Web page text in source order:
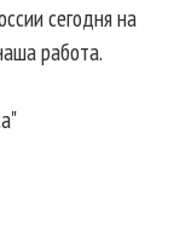
сегодня на
работа.